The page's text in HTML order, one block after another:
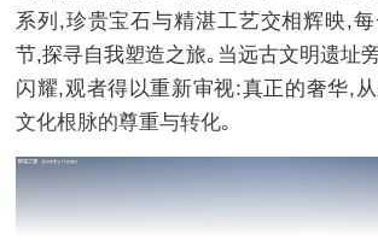
系列,珍贵宝石与精湛工艺交相辉映,
节,探寻自我塑造之旅｡当远古文明遗址
闪耀,观者得以重新审视:真正的奢华,
文化根脉的尊重与转化｡